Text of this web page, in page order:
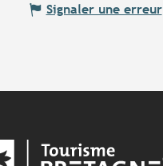
Signaler une erreur